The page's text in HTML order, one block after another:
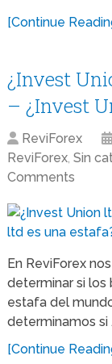
[Continue
¿Invest
– ¿Invest
ReviForex
ReviForex, Sin
Comments
En ReviForex
determinar si los
estafa del
determinamos si
[Continue